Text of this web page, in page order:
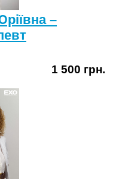
–
1 500 грн.